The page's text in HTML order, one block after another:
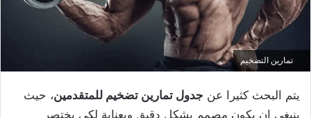
تمارين التضخيم
يتم البحث كثيرا عن جدول تمارين تضخيم للمتقدمين، حيث
ينبغي ان يكون مصمم بشكل دقيق وبعناية لكي يختصر